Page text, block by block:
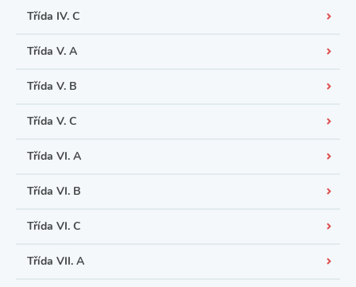
Třída IV. C
Třída V. A
Třída V. B
Třída V. C
Třída VI. A
Třída VI. B
Třída VI. C
Třída VII. A